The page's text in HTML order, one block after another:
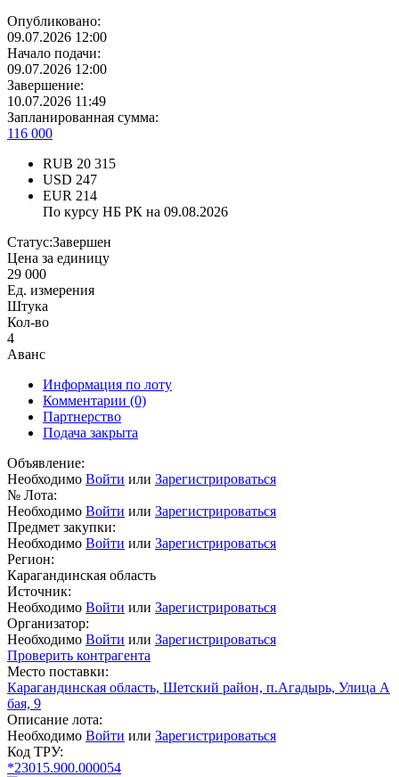
Опубликовано:
09.07.2026 12:00
Начало подачи:
09.07.2026 12:00
Завершение:
10.07.2026 11:49
Запланированная сумма:
116 000
RUB 20 315
USD 247
EUR 214
По курсу НБ РК на 09.08.2026
Статус:Завершен
Цена за единицу
29 000
Ед. измерения
Штука
Кол-во
4
Аванс
Информация по лоту
Комментарии (0)
Партнерство
Подача закрыта
Объявление:
Необходимо Войти или Зарегистрироваться
№ Лота:
Необходимо Войти или Зарегистрироваться
Предмет закупки:
Необходимо Войти или Зарегистрироваться
Регион:
Карагандинская область
Источник:
Необходимо Войти или Зарегистрироваться
Организатор:
Необходимо Войти или Зарегистрироваться
Проверить контрагента
Место поставки:
Карагандинская область, Шетский район, п.Агадырь, Улица А
бая, 9
Описание лота:
Необходимо Войти или Зарегистрироваться
Код ТРУ:
*23015.900.000054